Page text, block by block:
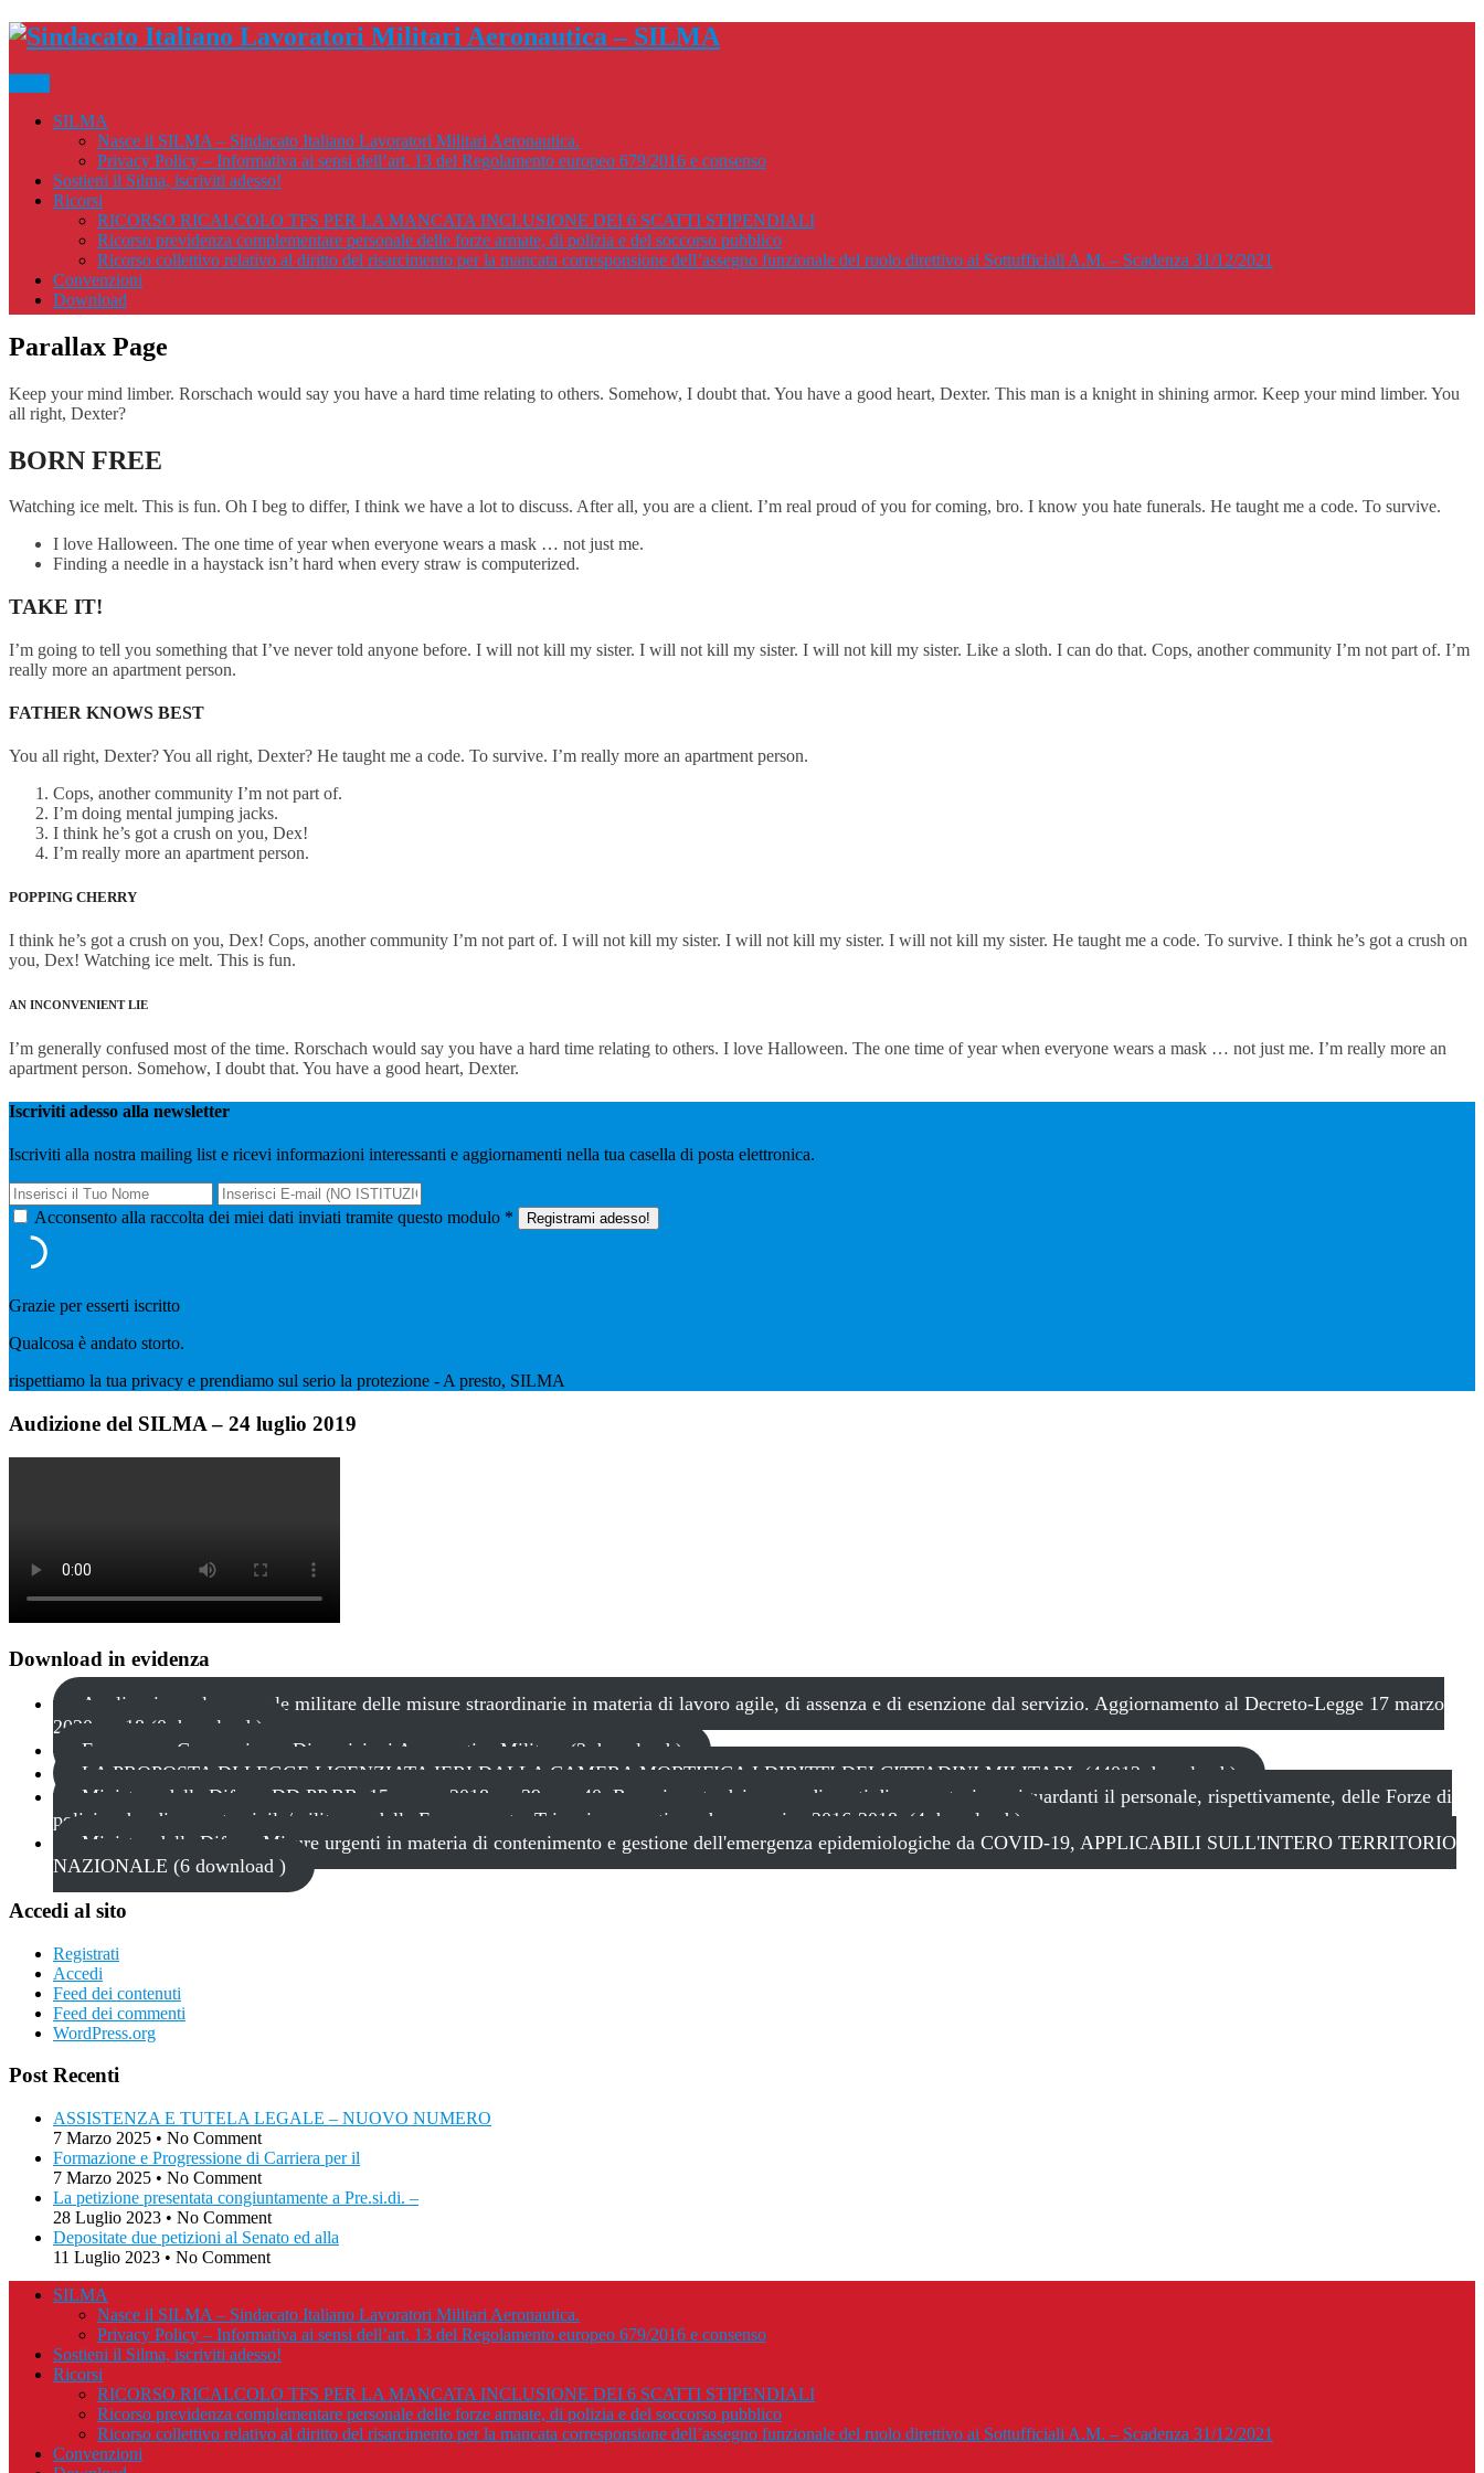
SILMA
Nasce il SILMA – Sindacato Italiano Lavoratori Militari Aeronautica.
Privacy Policy – Informativa ai sensi dell’art. 13 del Regolamento europeo 679/2016 e consenso
Sostieni il Silma, iscriviti adesso!
Ricorsi
RICORSO RICALCOLO TFS PER LA MANCATA INCLUSIONE DEI 6 SCATTI STIPENDIALI
Ricorso previdenza complementare personale delle forze armate, di polizia e del soccorso pubblico
Ricorso collettivo relativo al diritto del risarcimento per la mancata corresponsione dell’assegno funzionale del ruolo direttivo ai Sottufficiali A.M. – Scadenza 31/12/2021
Convenzioni
Download
Parallax Page
Keep your mind limber. Rorschach would say you have a hard time relating to others. Somehow, I doubt that. You have a good heart, Dexter. This man is a knight in shining armor. Keep your mind limber. You
all right, Dexter?
BORN FREE
Watching ice melt. This is fun. Oh I beg to differ, I think we have a lot to discuss. After all, you are a client. I’m real proud of you for coming, bro. I know you hate funerals. He taught me a code. To survive.
I love Halloween. The one time of year when everyone wears a mask … not just me.
Finding a needle in a haystack isn’t hard when every straw is computerized.
TAKE IT!
I’m going to tell you something that I’ve never told anyone before. I will not kill my sister. I will not kill my sister. I will not kill my sister. Like a sloth. I can do that. Cops, another community I’m not part of. I’m
really more an apartment person.
FATHER KNOWS BEST
You all right, Dexter? You all right, Dexter? He taught me a code. To survive. I’m really more an apartment person.
Cops, another community I’m not part of.
I’m doing mental jumping jacks.
I think he’s got a crush on you, Dex!
I’m really more an apartment person.
POPPING CHERRY
I think he’s got a crush on you, Dex! Cops, another community I’m not part of. I will not kill my sister. I will not kill my sister. I will not kill my sister. He taught me a code. To survive. I think he’s got a crush on
you, Dex! Watching ice melt. This is fun.
AN INCONVENIENT LIE
I’m generally confused most of the time. Rorschach would say you have a hard time relating to others. I love Halloween. The one time of year when everyone wears a mask … not just me. I’m really more an
apartment person. Somehow, I doubt that. You have a good heart, Dexter.
Iscriviti adesso alla newsletter
Iscriviti alla nostra mailing list e ricevi informazioni interessanti e aggiornamenti nella tua casella di posta elettronica.
Acconsento alla raccolta dei miei dati inviati tramite questo modulo *
Grazie per esserti iscritto
Qualcosa è andato storto.
rispettiamo la tua privacy e prendiamo sul serio la protezione - A presto, SILMA
Audizione del SILMA – 24 luglio 2019
Download in evidenza
Applicazione al personale militare delle misure straordinarie in materia di lavoro agile, di assenza e di esenzione dal servizio. Aggiornamento al Decreto-Legge 17 marzo
2020, n. 18 (0 download )
Emergenza Coronavirus - Disposizioni Aeronautica Militare (2 download )
LA PROPOSTA DI LEGGE LICENZIATA IERI DALLA CAMERA MORTIFICA I DIRITTI DEI CITTADINI MILITARI. (44012 download )
Ministero della Difesa: DD.PP.RR. 15 marzo 2018, n. 39 e n. 40. Recepimento dei provvedimenti di concertazione riguardanti il personale, rispettivamente, delle Forze di
polizia ad ordinamento civile/militare e delle Forze armate. Triennio normativo ed economico 2016-2018. (4 download )
Ministro della Difesa: Misure urgenti in materia di contenimento e gestione dell'emergenza epidemiologiche da COVID-19, APPLICABILI SULL'INTERO TERRITORIO
NAZIONALE (6 download )
Accedi al sito
Registrati
Accedi
Feed dei contenuti
Feed dei commenti
WordPress.org
Post Recenti
ASSISTENZA E TUTELA LEGALE – NUOVO NUMERO
7 Marzo 2025 • No Comment
Formazione e Progressione di Carriera per il
7 Marzo 2025 • No Comment
La petizione presentata congiuntamente a Pre.si.di. –
28 Luglio 2023 • No Comment
Depositate due petizioni al Senato ed alla
11 Luglio 2023 • No Comment
SILMA
Nasce il SILMA – Sindacato Italiano Lavoratori Militari Aeronautica.
Privacy Policy – Informativa ai sensi dell’art. 13 del Regolamento europeo 679/2016 e consenso
Sostieni il Silma, iscriviti adesso!
Ricorsi
RICORSO RICALCOLO TFS PER LA MANCATA INCLUSIONE DEI 6 SCATTI STIPENDIALI
Ricorso previdenza complementare personale delle forze armate, di polizia e del soccorso pubblico
Ricorso collettivo relativo al diritto del risarcimento per la mancata corresponsione dell’assegno funzionale del ruolo direttivo ai Sottufficiali A.M. – Scadenza 31/12/2021
Convenzioni